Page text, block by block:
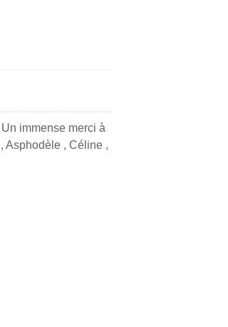
immense merci à
Asphodèle , Céline ,